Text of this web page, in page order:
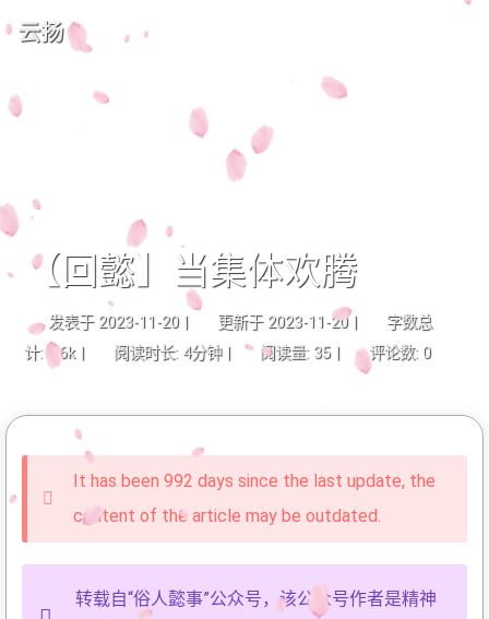
云扬
【回懿】当集体欢腾
发表于 2023-11-20 | 更新于 2023-11-20 |
字数总
计:
1.6k | 阅读时长: 4分钟 | 阅读量: 35 | 评论数: 0
It has been 992 days since the last update, the
content of the article may be outdated.
转载自“俗人懿事”公众号，该公众号作者是精神